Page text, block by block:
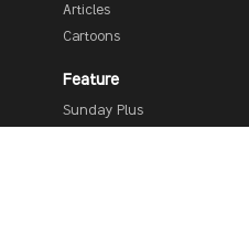
Articles
Cartoons
Feature
Sunday Plus